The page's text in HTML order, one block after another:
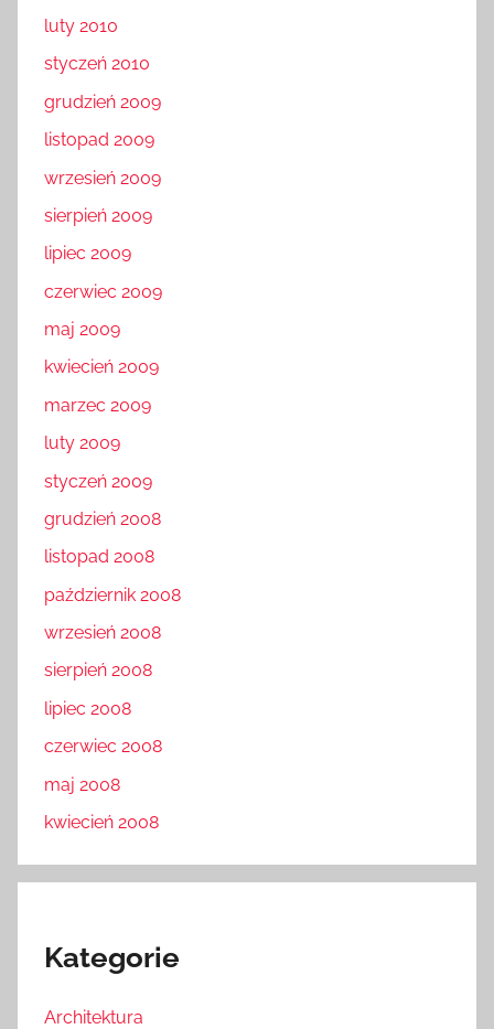
luty 2010
styczeń 2010
grudzień 2009
listopad 2009
wrzesień 2009
sierpień 2009
lipiec 2009
czerwiec 2009
maj 2009
kwiecień 2009
marzec 2009
luty 2009
styczeń 2009
grudzień 2008
listopad 2008
październik 2008
wrzesień 2008
sierpień 2008
lipiec 2008
czerwiec 2008
maj 2008
kwiecień 2008
Kategorie
Architektura